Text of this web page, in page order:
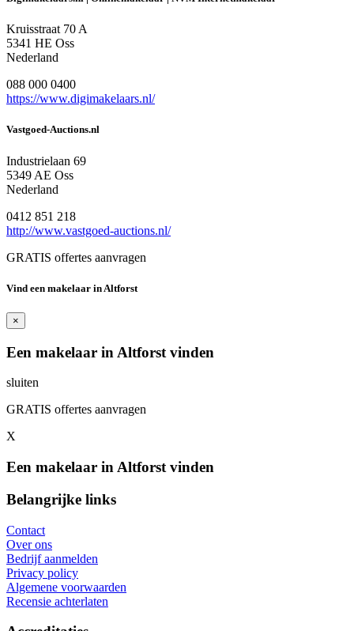
Kruisstraat 70 A
5341 HE Oss
Nederland
088 000 0400
https://www.digimakelaars.nl/
Vastgoed-Auctions.nl
Industrielaan 69
5349 AE Oss
Nederland
0412 851 218
http://www.vastgoed-auctions.nl/
GRATIS offertes aanvragen
Vind een makelaar in Altforst
×
Een makelaar in Altforst vinden
sluiten
GRATIS offertes aanvragen
X
Een makelaar in Altforst vinden
Belangrijke links
Contact
Over ons
Bedrijf aanmelden
Privacy policy
Algemene voorwaarden
Recensie achterlaten